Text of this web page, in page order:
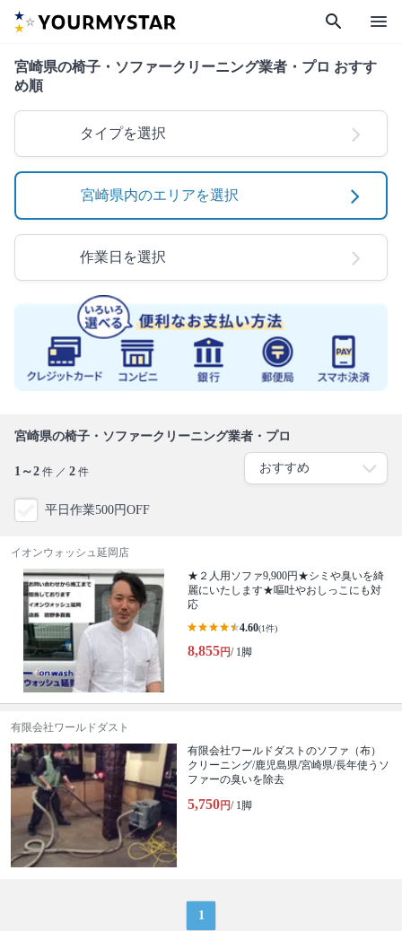
search menu
宮崎県の椅子・ソファークリーニング業者・プロ おすす
め順
タイプを選択
宮崎県内のエリアを選択
作業日を選択
宮崎県の椅子・ソファークリーニング業者・プロ
1～2 件 ／ 2 件
平日作業500円OFF
イオンウォッシュ延岡店
★２人用ソファ9,900円★シミや臭いを綺
麗にいたします★嘔吐やおしっこにも対
応
4.60(1件)
8,855円/ 1脚
有限会社ワールドダスト
有限会社ワールドダストのソファ（布）
クリーニング/鹿児島県/宮崎県/長年使うソ
ファーの臭いを除去
5,750円/ 1脚
1